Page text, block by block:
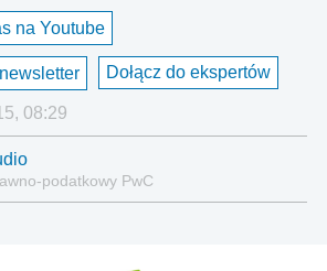
na Youtube
Dołącz do ekspertów
08:29
podatkowy PwC